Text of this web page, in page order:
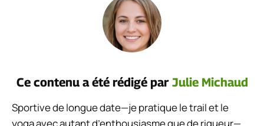
Ce contenu a été rédigé par Julie Michaud
Sportive de longue date—je pratique le trail et le